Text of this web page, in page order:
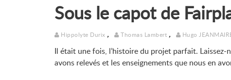
Sous le capot de
Hippolyte Durix , Thomas Lambert , Hugo
Il était une fois, l’histoire du projet parfait. Laissez-
avons relevés et les enseignements que nous en